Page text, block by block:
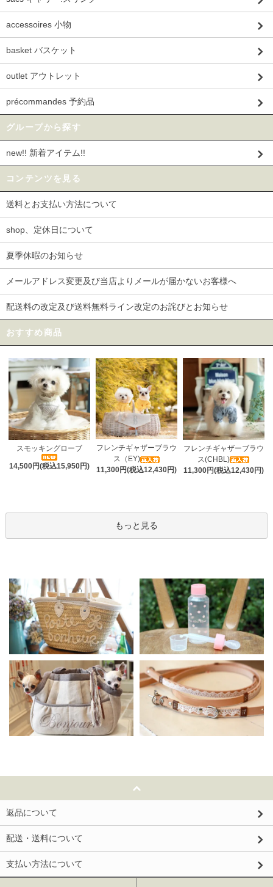
accessoires 小物
basket バスケット
outlet アウトレット
précommandes 予約品
グループから探す
new!! 新着アイテム!!
コンテンツを見る
送料とお支払い方法について
shop、定休日について
夏季休暇のお知らせ
メールアドレス変更及び当店よりメールが届かないお客様へ
配送料の改定及び送料無料ライン改定のお詫びとお知らせ
おすすめ商品
スモッキングローブ
14,500円(税込15,950円)
フレンチギャザーブラウ
ス（EY)
11,300円(税込12,430円)
フレンチギャザーブラウ
ス(CHBL)
11,300円(税込12,430円)
もっと見る
返品について
配送・送料について
支払い方法について